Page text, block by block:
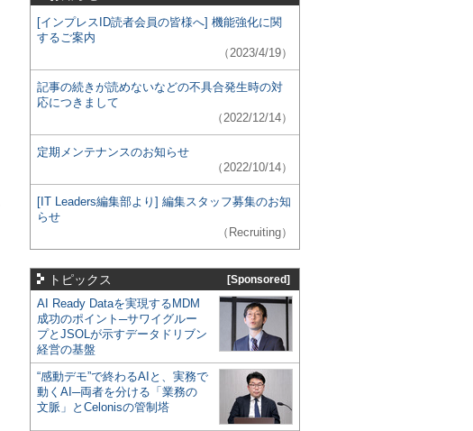
[インプレスID読者会員の皆様へ] 機能強化に関
するご案内
（2023/4/19）
記事の続きが読めないなどの不具合発生時の対
応につきまして
（2022/12/14）
定期メンテナンスのお知らせ
（2022/10/14）
[IT Leaders編集部より] 編集スタッフ募集のお知
らせ
（Recruiting）
トピックス [Sponsored]
AI Ready Dataを実現するMDM
成功のポイント─サワイグルー
プとJSOLが示すデータドリブン
経営の基盤
“感動デモ”で終わるAIと、実務で
動くAI─両者を分ける「業務の
文脈」とCelonisの管制塔